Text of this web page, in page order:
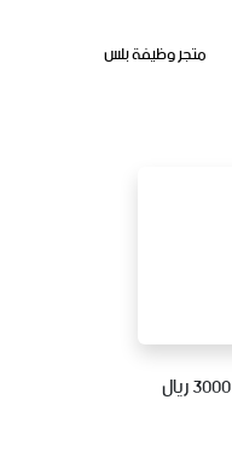
متجر وظيفة بلس
تعلن شركة مجموعة التيسير للكيماويات والاسمدة للصناعة شركة شخص واحد عن شواغر تدريبية عبر برنامج التدريب على رأس العمل (تمهير) لمدة 6 أشهر بمكافأة شهرية لا تقل عن 3000 ريال